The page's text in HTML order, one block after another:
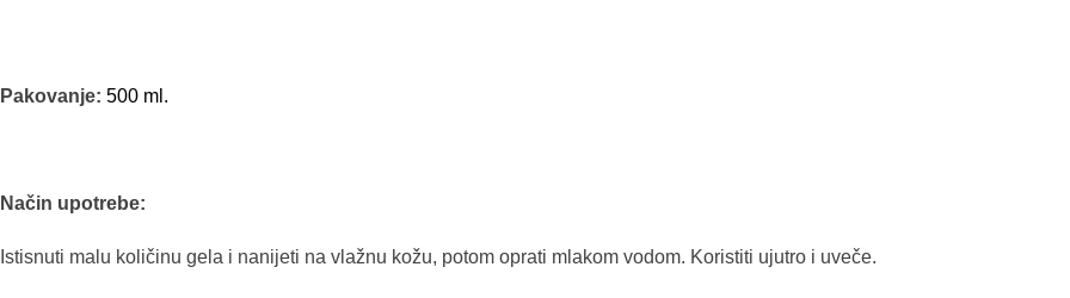
Pakovanje: 500 ml.
Način upotrebe:
Istisnuti malu količinu gela i nanijeti na vlažnu kožu, potom oprati mlakom vodom. Koristiti ujutro i uveče.